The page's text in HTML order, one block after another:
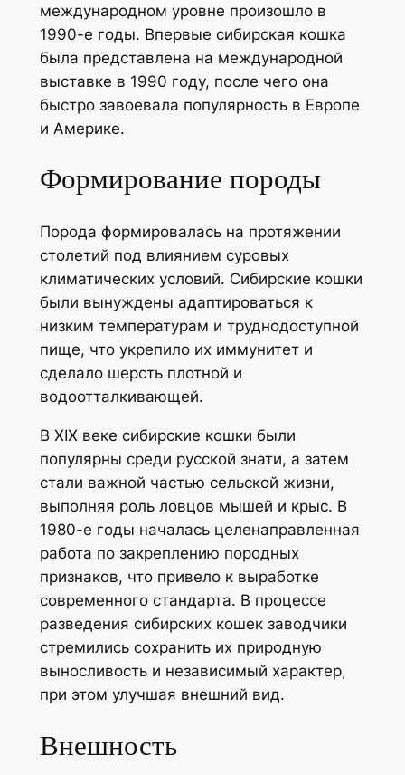
международном уровне произошло в
1990-е годы. Впервые сибирская кошка
была представлена на международной
выставке в 1990 году, после чего она
быстро завоевала популярность в Европе
и Америке.
Формирование породы
Порода формировалась на протяжении
столетий под влиянием суровых
климатических условий. Сибирские кошки
были вынуждены адаптироваться к
низким температурам и труднодоступной
пище, что укрепило их иммунитет и
сделало шерсть плотной и
водоотталкивающей.
В XIX веке сибирские кошки были
популярны среди русской знати, а затем
стали важной частью сельской жизни,
выполняя роль ловцов мышей и крыс. В
1980-е годы началась целенаправленная
работа по закреплению породных
признаков, что привело к выработке
современного стандарта. В процессе
разведения сибирских кошек заводчики
стремились сохранить их природную
выносливость и независимый характер,
при этом улучшая внешний вид.
Внешность